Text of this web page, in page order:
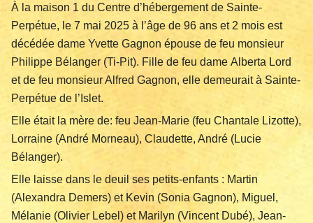
À la maison 1 du Centre d’hébergement de Sainte-
Perpétue, le 7 mai 2025 à l’âge de 96 ans et 2 mois est
décédée dame Yvette Gagnon épouse de feu monsieur
Philippe Bélanger (Ti-Pit). Fille de feu dame Alberta Lord
et de feu monsieur Alfred Gagnon, elle demeurait à Sainte-
Perpétue de l’Islet.
Elle était la mère de: feu Jean-Marie (feu Chantale Lizotte),
Lorraine (André Morneau), Claudette, André (Lucie
Bélanger).
Elle laisse dans le deuil ses petits-enfants : Martin
(Alexandra Demers) et Kevin (Sonia Gagnon), Miguel,
Mélanie (Olivier Lebel) et Marilyn (Vincent Dubé), Jean-